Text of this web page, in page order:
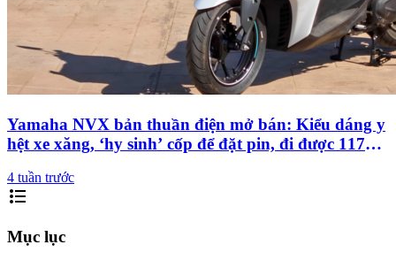
Yamaha NVX bản thuần điện mở bán: Kiểu dáng y
hệt xe xăng, ‘hy sinh’ cốp để đặt pin, đi được 117
4 tuần trước
format_list_bulleted
Mục lục